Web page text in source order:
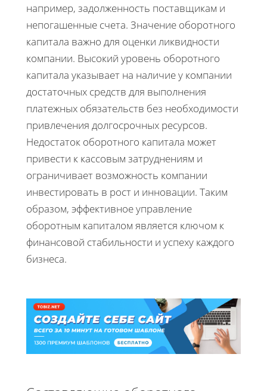
например, задолженность поставщикам и
непогашенные счета. Значение оборотного
капитала важно для оценки ликвидности
компании. Высокий уровень оборотного
капитала указывает на наличие у компании
достаточных средств для выполнения
платежных обязательств без необходимости
привлечения долгосрочных ресурсов.
Недостаток оборотного капитала может
привести к кассовым затруднениям и
ограничивает возможность компании
инвестировать в рост и инновации. Таким
образом, эффективное управление
оборотным капиталом является ключом к
финансовой стабильности и успеху каждого
бизнеса.